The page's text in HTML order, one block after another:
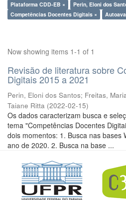
Plataforma CDD-EB ×
Perin, Eloni dos
Competências Docentes Digitais ×
Now showing items 1-1 of 1
Revisão de literatura sobre
Digitais 2015 a 2021
Perin, Eloni dos Santos; Freitas,
Taiane Ritta (2022-02-15)
Os dados caracterizam busca e
tema "Competências Docentes
dois momentos: 1. Busca nas bases
ano de 2020. 2. Busca na base ...